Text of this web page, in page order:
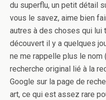
du superflu, un petit détail
vous le savez, aime bien
autres à des choses qui lui
découvert il y a quelques
ne me rappelle plus le
recherche original lié à la
Google sur la page de
art, ce qui est assez rare